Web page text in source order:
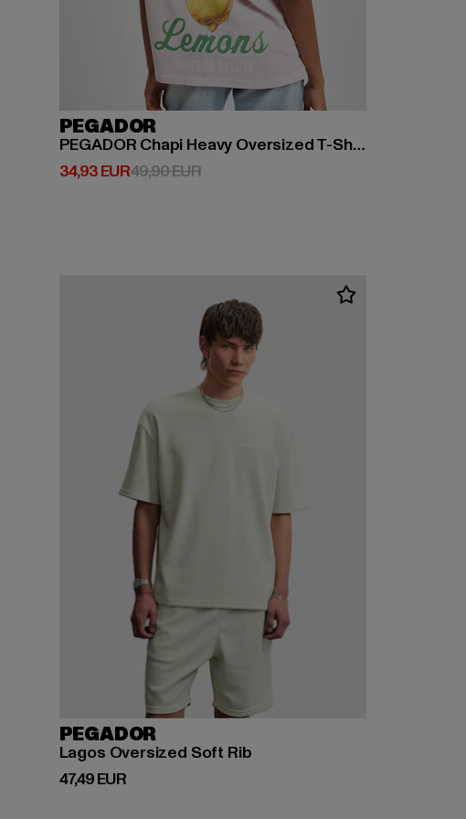
PEGADOR
PEGADOR Chapi Heavy Oversized T-Shirts
34,93 EUR
Derzeitiger Preis: 34,93 EUR
49,90 EURAktionspreis: 49,90 EUR
PEGADOR
Lagos Oversized Soft Rib
47,49 EUR
Derzeitiger Preis: 47,49 EUR